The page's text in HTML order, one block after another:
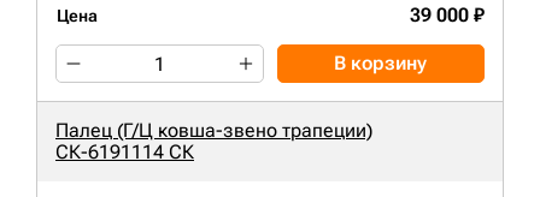
Цена 39 000 ₽
В корзину
Палец (Г/Ц ковша-звено трапеции)
СК-6191114 СК